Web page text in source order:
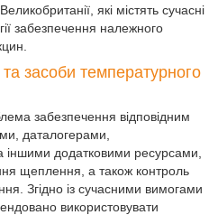
які містять сучасні
забезпечення належного
засоби температурного
забезпечення відповідним
даталогерами,
додатковими ресурсами,
щеплення, а також контроль
Згідно із сучасними вимогами
використовувати